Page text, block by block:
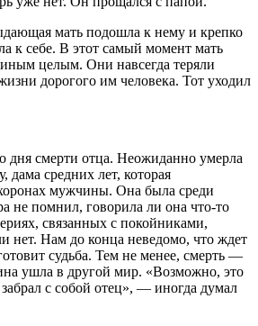
мать подошла к нему и крепко
к себе. В этот самый момент мать
целым. Они навсегда теряли
дорогого им человека. Тот уходил
дня смерти отца. Неожиданно умерла
дама средних лет, которая
мужчины. Она была среди
не помнил, говорила ли она что-то
связанных с покойниками,
нет. Нам до конца неведомо, что ждет
судьба. Тем не менее, смерть —
ушла в другой мир. «Возможно, это
с собой отец», — иногда думал